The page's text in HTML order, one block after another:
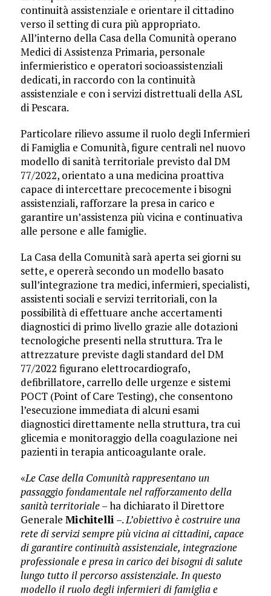
continuità assistenziale e orientare il cittadino
verso il setting di cura più appropriato.
All’interno della Casa della Comunità operano
Medici di Assistenza Primaria, personale
infermieristico e operatori socioassistenziali
dedicati, in raccordo con la continuità
assistenziale e con i servizi distrettuali della ASL
di Pescara.
Particolare rilievo assume il ruolo degli Infermieri
di Famiglia e Comunità, figure centrali nel nuovo
modello di sanità territoriale previsto dal DM
77/2022, orientato a una medicina proattiva
capace di intercettare precocemente i bisogni
assistenziali, rafforzare la presa in carico e
garantire un’assistenza più vicina e continuativa
alle persone e alle famiglie.
La Casa della Comunità sarà aperta sei giorni su
sette, e opererà secondo un modello basato
sull’integrazione tra medici, infermieri, specialisti,
assistenti sociali e servizi territoriali, con la
possibilità di effettuare anche accertamenti
diagnostici di primo livello grazie alle dotazioni
tecnologiche presenti nella struttura. Tra le
attrezzature previste dagli standard del DM
77/2022 figurano elettrocardiografo,
defibrillatore, carrello delle urgenze e sistemi
POCT (Point of Care Testing), che consentono
l’esecuzione immediata di alcuni esami
diagnostici direttamente nella struttura, tra cui
glicemia e monitoraggio della coagulazione nei
pazienti in terapia anticoagulante orale.
«Le Case della Comunità rappresentano un
passaggio fondamentale nel rafforzamento della
sanità territoriale– ha dichiarato il Direttore
Generale Michitelli –.L’obiettivo è costruire una
rete di servizi sempre più vicina ai cittadini, capace
di garantire continuità assistenziale, integrazione
professionale e presa in carico dei bisogni di salute
lungo tutto il percorso assistenziale. In questo
modello il ruolo degli infermieri di famiglia e